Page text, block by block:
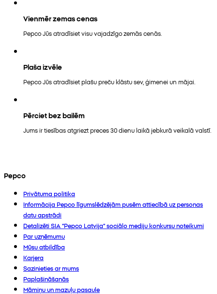
Vienmēr zemas cenas
Pepco Jūs atradīsiet visu vajadzīgo zemās cenās.
Plaša izvēle
Pepco Jūs atradīsiet plašu preču klāstu sev, ģimenei un mājai.
Pērciet bez bailēm
Jums ir tiesības atgriezt preces 30 dienu laikā jebkurā veikalā valstī.
Pepco
Privātuma politika
Informācija Pepco līgumslēdzējām pusēm attiecībā uz personas
datu apstrādi
Detalizēti SIA “Pepco Latvija” sociālo mediju konkursu noteikumi
Par uzņēmumu
Mūsu atbildība
Karjera
Sazinieties ar mums
Paplašināšanās
Māmiņu un mazuļu pasaule